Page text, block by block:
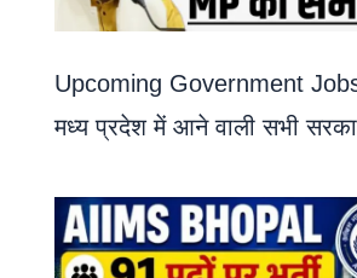
Upcoming Government
मध्य प्रदेश में आने वाली सभी